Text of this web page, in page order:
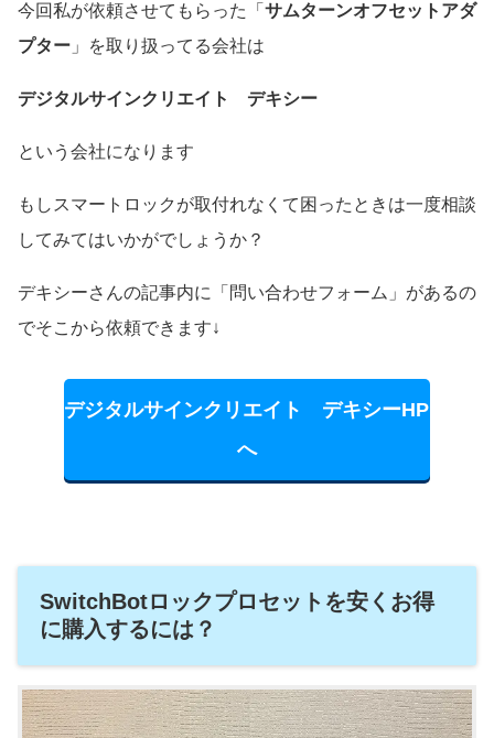
今回私が依頼させてもらった「 サムターンオフセットアダ
プター 」を取り扱ってる会社は
デジタルサインクリエイト デキシー
という会社になります
もしスマートロックが取付れなくて困ったときは一度相談
してみてはいかがでしょうか？
デキシーさんの記事内に「問い合わせフォーム」があるの
でそこから依頼できます↓
デジタルサインクリエイト デキシーHP
へ
SwitchBotロックプロセットを安くお得
に購入するには？